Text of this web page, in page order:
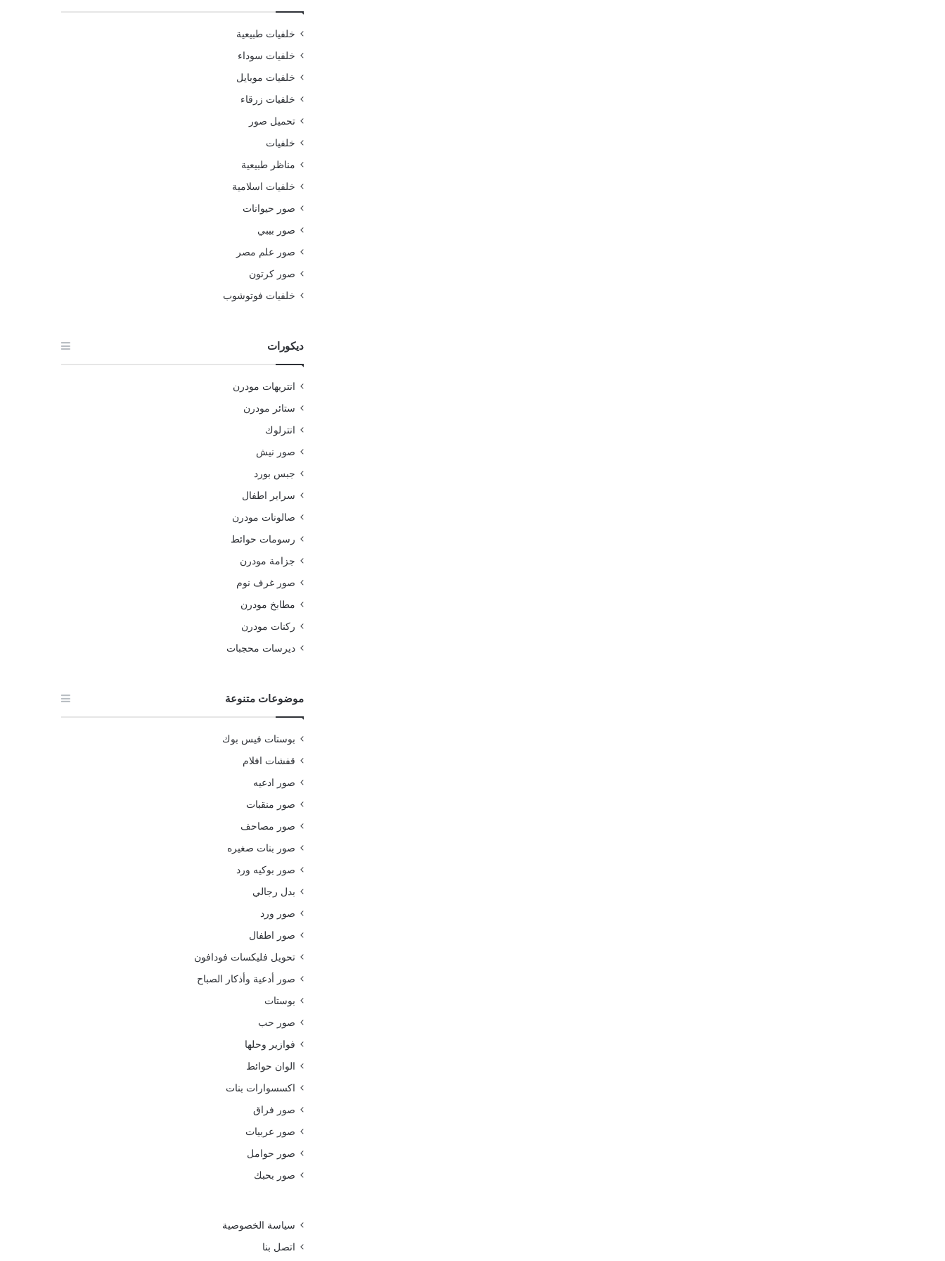
خلفيات طبيعية
خلفيات سوداء
خلفيات موبايل
خلفيات زرقاء
تحميل صور
خلفيات
مناظر طبيعية
خلفيات اسلامية
صور حيوانات
صور بيبي
صور علم مصر
صور كرتون
خلفيات فوتوشوب
ديكورات
انتريهات مودرن
ستائر مودرن
انترلوك
صور نيش
جبس بورد
سراير اطفال
صالونات مودرن
رسومات حوائط
جزامة مودرن
صور غرف نوم
مطابخ مودرن
ركنات مودرن
ديرسات محجبات
موضوعات متنوعة
بوستات فيس بوك
قفشات افلام
صور ادعيه
صور منقبات
صور مصاحف
صور بنات صغيره
صور بوكيه ورد
بدل رجالي
صور ورد
صور اطفال
تحويل فليكسات فودافون
صور أدعية وأذكار الصباح
بوستات
صور حب
فوازير وحلها
الوان حوائط
اكسسوارات بنات
صور فراق
صور عربيات
صور حوامل
صور بحبك
سياسة الخصوصية
اتصل بنا